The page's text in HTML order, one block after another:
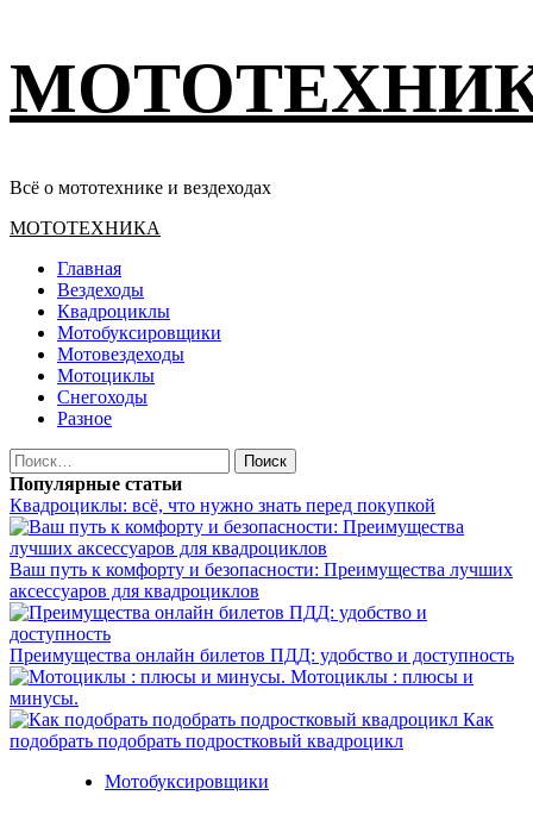
содержимому
Всё о мототехнике и вездеходах
Основное
МОТОТЕХНИКА
Главная
Вездеходы
Квадроциклы
Мотобуксировщики
Мотовездеходы
Мотоциклы
Снегоходы
Разное
Найти:
Популярные статьи
Квадроциклы: всё, что нужно знать перед покупкой
Ваш путь к комфорту и безопасности: Преимущества лучших
аксессуаров для квадроциклов
Преимущества онлайн билетов ПДД: удобство и доступность
Мотоциклы : плюсы и
минусы.
Как
подобрать подобрать подростковый квадроцикл
Мотобуксировщики